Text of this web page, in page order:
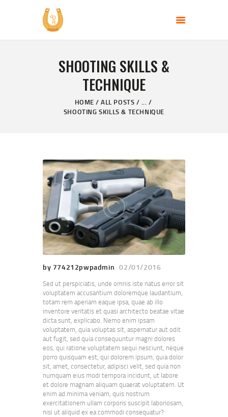
SHOOTING SKILLS &
TECHNIQUE
HOME ALL POSTS
...
SHOOTING SKILLS & TECHNIQUE
PERFECT DAY RANCH, LLC
HOME
PRODUCTS
PROMOTION
by 774212pwpadmin 02/01/2016
Sed ut perspiciatis, unde omnis iste natus error sit
voluptatem accusantium doloremque laudantium,
totam rem aperiam eaque ipsa, quae ab illo
inventore veritatis et quasi architecto beatae vitae
dicta sunt, explicabo. Nemo enim ipsam
voluptatem, quia voluptas sit, aspernatur aut odit
aut fugit, sed quia consequuntur magni dolores
eos, qui ratione voluptatem sequi nesciunt, neque
porro quisquam est, qui dolorem ipsum, quia dolor
sit, amet, consectetur, adipisci velit, sed quia non
numquam eius modi tempora incidunt, ut labore
et dolore magnam aliquam quaerat voluptatem. Ut
enim ad minima veniam, quis nostrum
exercitationem ullam corporis suscipit laboriosam,
nisi ut aliquid ex ea commodi consequatur?